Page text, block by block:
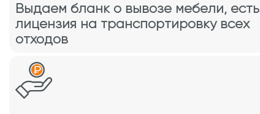
Выдаем бланк о вывозе мебели, есть
лицензия на транспортировку всех
отходов